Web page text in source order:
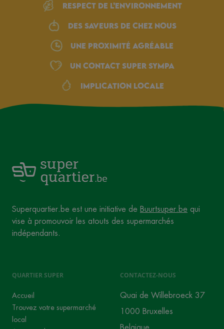
Respect de l’environnement
Des saveurs de chez nous
une proximité agréable
Un Contact Super Sympa
Implication locale
Superquartier.be est une initiative de Buurtsuper.be qui
vise à promouvoir les atouts des supermarchés
indépendants.
QUARTIER SUPER
Accueil
Trouvez votre supermarché
local
CONTACTEZ-NOUS
Quai de Willebroeck 37
1000 Bruxelles